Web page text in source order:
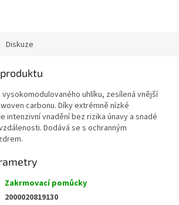
Diskuze
vysokomodulovaného uhlíku, zesílená vnější
carbonu. Díky extrémně nízké
intenzivní vnadění bez rizika únavy a snadé
Dodává se s ochranným
Zakrmovací pomůcky
2000020819130